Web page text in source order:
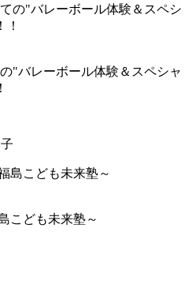
"バレーボール体験＆スペシャ
こども未来塾～